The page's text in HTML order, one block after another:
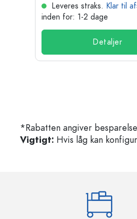
Leveres straks. Klar til
inden for: 1-2 dage
Detaljer
*Rabatten angiver
Vigtigt: Hvis låg kan